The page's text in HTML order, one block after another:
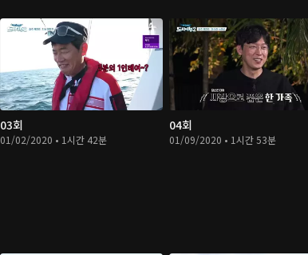
03회
01/02/2020 • 1시간 42분
04회
01/09/2020 • 1시간 53분